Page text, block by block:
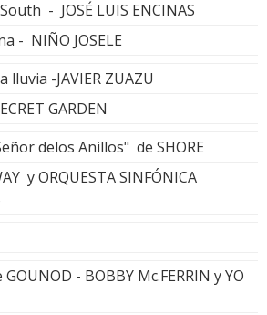
- JOSÉ LUIS ENCINAS
- NIÑO JOSELE
lluvia -JAVIER ZUAZU
GARDEN
delos Anillos" de SHORE
y ORQUESTA SINFÓNICA
- BOBBY Mc.FERRIN y YO